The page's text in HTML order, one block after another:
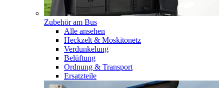
Zubehör am Bus
Alle ansehen
Heckzelt & Moskitonetz
Verdunkelung
Belüftung
Ordnung & Transport
Ersatzteile